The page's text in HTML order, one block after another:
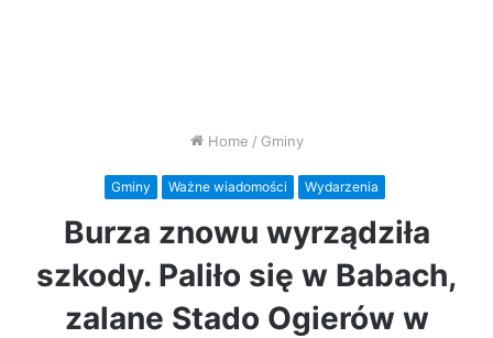
Home / Gminy
Gminy Ważne wiadomości Wydarzenia
Burza znowu wyrządziła
szkody. Paliło się w Babach,
zalane Stado Ogierów w